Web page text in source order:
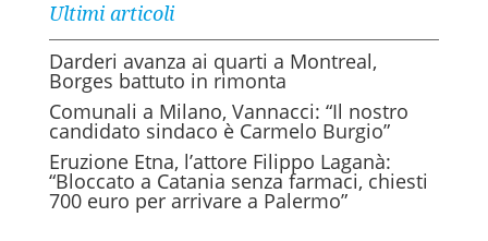
Ultimi articoli
Darderi avanza ai quarti a Montreal,
Borges battuto in rimonta
Comunali a Milano, Vannacci: “Il nostro
candidato sindaco è Carmelo Burgio”
Eruzione Etna, l’attore Filippo Laganà:
“Bloccato a Catania senza farmaci, chiesti
700 euro per arrivare a Palermo”